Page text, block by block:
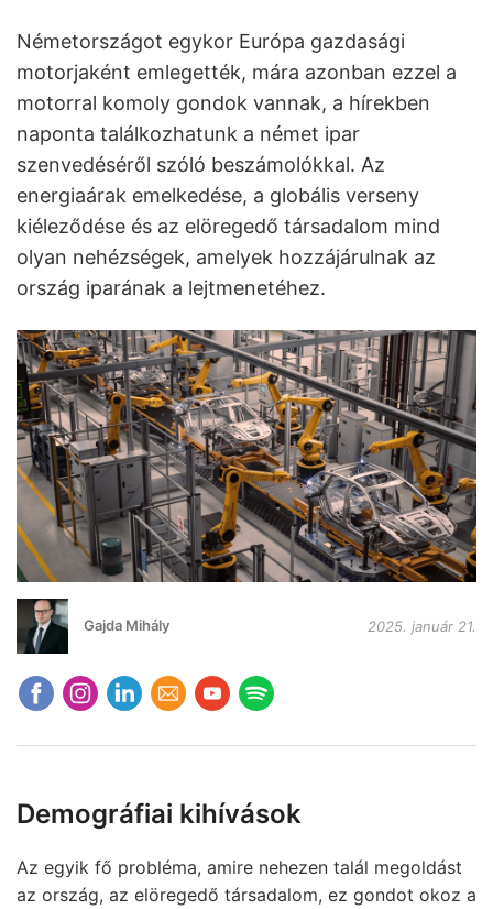
Németországot egykor Európa gazdasági
motorjaként emlegették, mára azonban ezzel a
motorral komoly gondok vannak, a hírekben
naponta találkozhatunk a német ipar
szenvedéséről szóló beszámolókkal. Az
energiaárak emelkedése, a globális verseny
kiéleződése és az elöregedő társadalom mind
olyan nehézségek, amelyek hozzájárulnak az
ország iparának a lejtmenetéhez.
Gajda Mihály 2025. január 21.
Demográfiai kihívások
Az egyik fő probléma, amire nehezen talál megoldást
az ország, az elöregedő társadalom, ez gondot okoz a